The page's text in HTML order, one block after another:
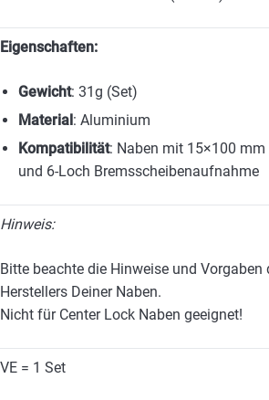
Eigenschaften:
Gewicht: 31g (Set)
Material: Aluminium
Kompatibilität: Naben mit 15×100
und 6-Loch Bremsscheibenaufnahme
Hinweis:
Bitte beachte die Hinweise und Vorgaben
Herstellers Deiner Naben.
Nicht für Center Lock Naben geeignet!
VE = 1 Set